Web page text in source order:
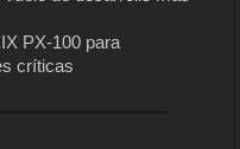
PX-100 para
críticas